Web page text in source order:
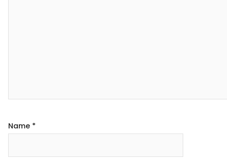
Name *